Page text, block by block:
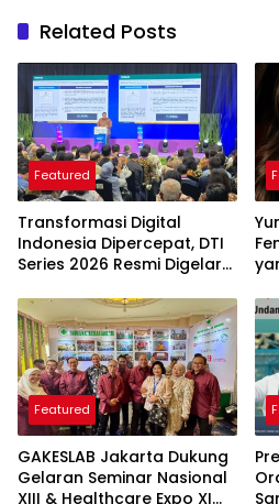
Related Posts
Featured
Transformasi Digital
Indonesia Dipercepat, DTI
Series 2026 Resmi Digelar
Featured
GAKESLAB Jakarta Dukung
Gelaran Seminar Nasional
XIII & Healthcare Expo XI